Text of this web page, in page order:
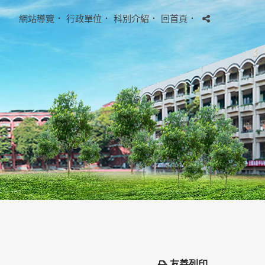
網站導覽 ． 行政單位 ． 科別介紹． 回首頁．